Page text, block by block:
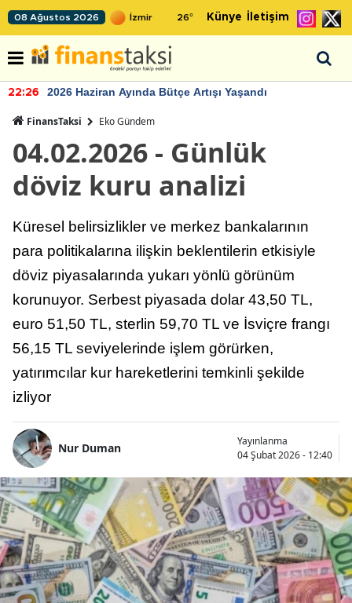
08 Ağustos 2026 26° Künye İletişim
22:26 2026 Haziran Ayında Bütçe Artışı Yaşandı
FinansTaksi Eko Gündem
04.02.2026 - Günlük
döviz kuru analizi
Küresel belirsizlikler ve merkez bankalarının
para politikalarına ilişkin beklentilerin etkisiyle
döviz piyasalarında yukarı yönlü görünüm
korunuyor. Serbest piyasada dolar 43,50 TL,
euro 51,50 TL, sterlin 59,70 TL ve İsviçre frangı
56,15 TL seviyelerinde işlem görürken,
yatırımcılar kur hareketlerini temkinli şekilde
izliyor
Nur Duman
Yayınlanma
04 Şubat 2026 - 12:40